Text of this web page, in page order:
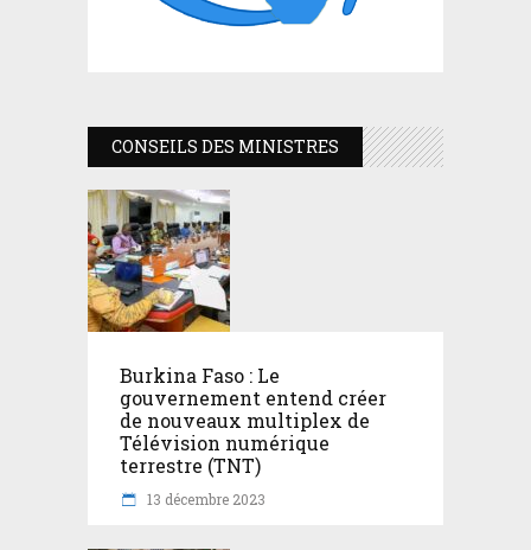
CONSEILS DES MINISTRES
Burkina Faso : Le
gouvernement entend créer
de nouveaux multiplex de
Télévision numérique
terrestre (TNT)
13 décembre 2023